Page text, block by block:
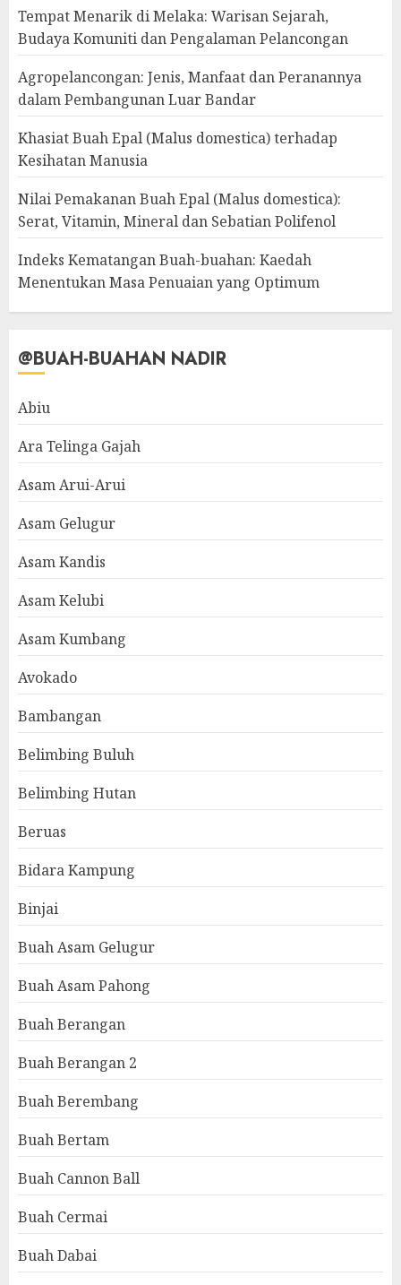
Tempat Menarik di Melaka: Warisan Sejarah,
Budaya Komuniti dan Pengalaman Pelancongan
Agropelancongan: Jenis, Manfaat dan Peranannya
dalam Pembangunan Luar Bandar
Khasiat Buah Epal (Malus domestica) terhadap
Kesihatan Manusia
Nilai Pemakanan Buah Epal (Malus domestica):
Serat, Vitamin, Mineral dan Sebatian Polifenol
Indeks Kematangan Buah-buahan: Kaedah
Menentukan Masa Penuaian yang Optimum
@BUAH-BUAHAN NADIR
Abiu
Ara Telinga Gajah
Asam Arui-Arui
Asam Gelugur
Asam Kandis
Asam Kelubi
Asam Kumbang
Avokado
Bambangan
Belimbing Buluh
Belimbing Hutan
Beruas
Bidara Kampung
Binjai
Buah Asam Gelugur
Buah Asam Pahong
Buah Berangan
Buah Berangan 2
Buah Berembang
Buah Bertam
Buah Cannon Ball
Buah Cermai
Buah Dabai